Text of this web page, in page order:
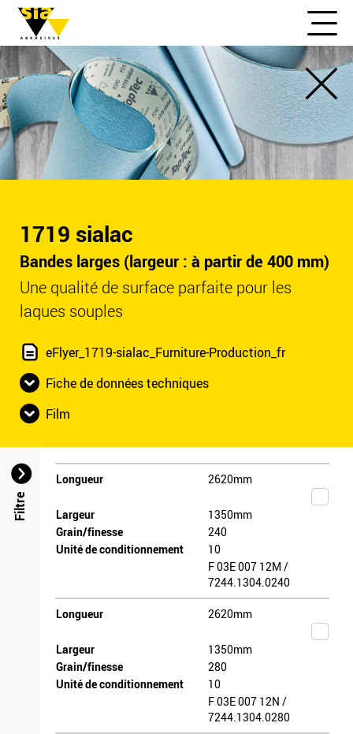
1719 sialac
Bandes larges (largeur : à partir de 400 mm)
Une qualité de surface parfaite pour les
laques souples
eFlyer_1719-sialac_Furniture-Production_fr
Fiche de données techniques
Film
Filtre
Longueur 2620mm
Largeur
1350mm
Grain/finesse
240
Unité de conditionnement
10
F 03E 007 12M /
7244.1304.0240
Longueur 2620mm
Largeur
1350mm
Grain/finesse
280
Unité de conditionnement
10
F 03E 007 12N /
7244.1304.0280